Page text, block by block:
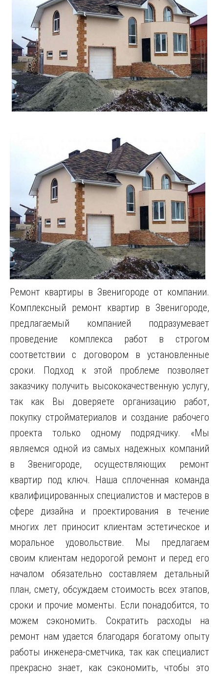
Ремонт квартиры в Звенигороде от компании.
Комплексный ремонт квартир в Звенигороде,
предлагаемый компанией подразумевает
проведение комплекса работ в строгом
соответствии с договором в установленные
сроки. Подход к этой проблеме позволяет
заказчику получить высококачественную услугу,
так как Вы доверяете организацию работ,
покупку стройматериалов и создание рабочего
проекта только одному подрядчику. «Мы
являемся одной из самых надежных компаний
в Звенигороде, осуществляющих ремонт
квартир под ключ. Наша сплоченная команда
квалифицированных специалистов и мастеров в
сфере дизайна и проектирования в течение
многих лет приносит клиентам эстетическое и
моральное удовольствие. Мы предлагаем
своим клиентам недорогой ремонт и перед его
началом обязательно составляем детальный
план, смету, обсуждаем стоимость всех этапов,
сроки и прочие моменты. Если понадобится, то
можем сэкономить. Сократить расходы на
ремонт нам удается благодаря богатому опыту
работы инженера-сметчика, так как специалист
прекрасно знает, как сэкономить, чтобы это